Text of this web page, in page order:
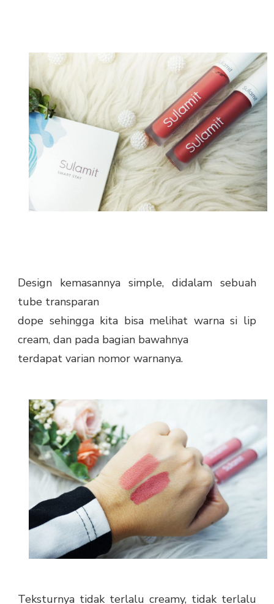
Design kemasannya simple, didalam sebuah
tube transparan
dope sehingga kita bisa melihat warna si lip
cream, dan pada bagian bawahnya
terdapat varian nomor warnanya.
Teksturnya tidak terlalu creamy, tidak terlalu